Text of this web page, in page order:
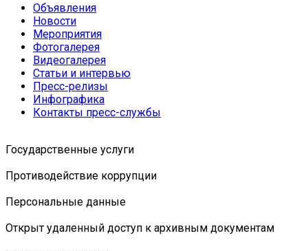
Объявления
Новости
Мероприятия
Фотогалерея
Видеогалерея
Статьи и интервью
Пресс-релизы
Инфографика
Контакты пресс-службы
Государственные услуги
Противодействие коррупции
Персональные данные
Открыт удаленный доступ к архивным документам